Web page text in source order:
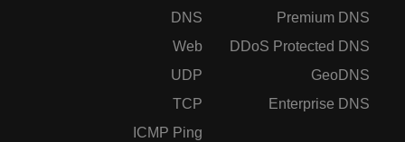
Premium DNS
DDoS Protected DNS
GeoDNS
Enterprise DNS
DNS
Web
UDP
TCP
ICMP Ping